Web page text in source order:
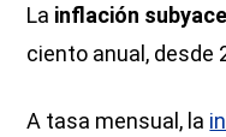
La inflación
ciento anual, desde
A tasa mensual, la